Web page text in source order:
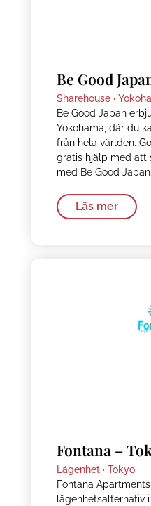
Be Good
Sharehouse ·
Be Good Japan
Yokohama, där du
från hela världen.
gratis hjälp med att
med Be Good Japan.
Läs mer
Fontana –
Lägenhet · Tokyo
Fontana
lägenhetsalternativ